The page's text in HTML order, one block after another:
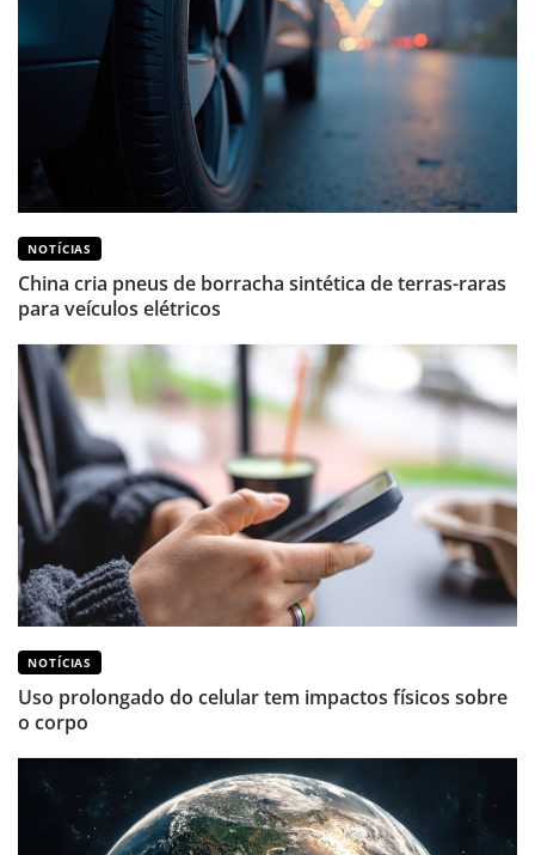
NOTÍCIAS
China cria pneus de borracha sintética de terras-raras
para veículos elétricos
NOTÍCIAS
Uso prolongado do celular tem impactos físicos sobre
o corpo